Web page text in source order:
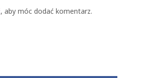
, aby móc dodać komentarz.